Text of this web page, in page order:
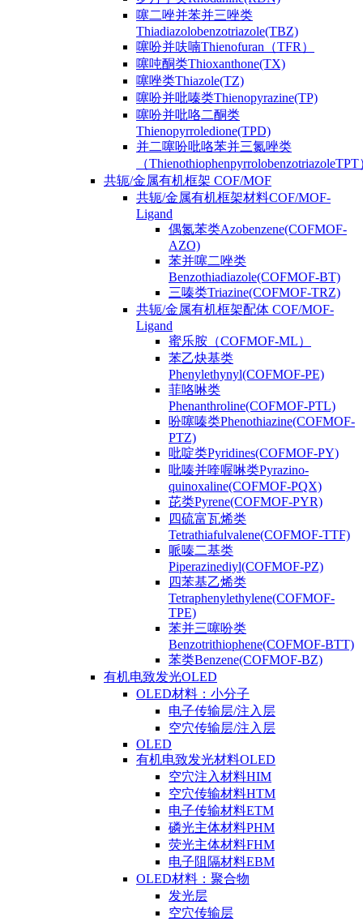
噻二唑并苯并三唑类
Thiadiazolobenzotriazole(TBZ)
噻吩并呋喃Thienofuran（TFR）
噻吨酮类Thioxanthone(TX)
噻唑类Thiazole(TZ)
噻吩并吡嗪类Thienopyrazine(TP)
噻吩并吡咯二酮类
Thienopyrroledione(TPD)
并二噻吩吡咯苯并三氮唑类
（ThienothiophenpyrrolobenzotriazoleTPT
共轭/金属有机框架 COF/MOF
共轭/金属有机框架材料COF/MOF-
Ligand
偶氮苯类Azobenzene(COFMOF-
AZO)
苯并噻二唑类
Benzothiadiazole(COFMOF-BT)
三嗪类Triazine(COFMOF-TRZ)
共轭/金属有机框架配体 COF/MOF-
Ligand
蜜乐胺（COFMOF-ML）
苯乙炔基类
Phenylethynyl(COFMOF-PE)
菲咯啉类
Phenanthroline(COFMOF-PTL)
吩噻嗪类Phenothiazine(COFMOF-
PTZ)
吡啶类Pyridines(COFMOF-PY)
吡嗪并喹喔啉类Pyrazino-
quinoxaline(COFMOF-PQX)
芘类Pyrene(COFMOF-PYR)
四硫富瓦烯类
Tetrathiafulvalene(COFMOF-TTF)
哌嗪二基类
Piperazinediyl(COFMOF-PZ)
四苯基乙烯类
Tetraphenylethylene(COFMOF-
TPE)
苯并三噻吩类
Benzotrithiophene(COFMOF-BTT)
苯类Benzene(COFMOF-BZ)
有机电致发光OLED
OLED材料：小分子
电子传输层/注入层
空穴传输层/注入层
OLED
有机电致发光材料OLED
空穴注入材料HIM
空穴传输材料HTM
电子传输材料ETM
磷光主体材料PHM
荧光主体材料FHM
电子阻隔材料EBM
OLED材料：聚合物
发光层
空穴传输层